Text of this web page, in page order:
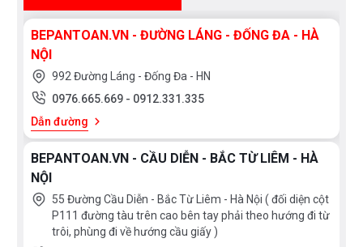
được tư vấn tốt nhất từ các nhân viên bán hàng
của chúng tôi!
BEPANTOAN.VN - ĐƯỜNG LÁNG - ĐỐNG ĐA - HÀ
NỘI
992 Đường Láng - Đống Đa - HN
0976.665.669 - 0912.331.335
Dẫn đường
BEPANTOAN.VN - CẦU DIỄN - BẮC TỪ LIÊM - HÀ
NỘI
55 Đường Cầu Diễn - Bắc Từ Liêm - Hà Nội ( đối diện cột
P111 đường tàu trên cao bên tay phải theo hướng đi từ
trôi, phùng đi về hướng cầu giấy )